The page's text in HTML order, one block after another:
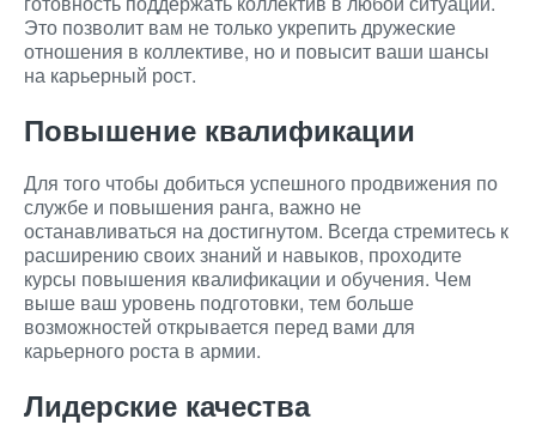
Это позволит вам не только укрепить дружеские
отношения в коллективе, но и повысит ваши шансы
на карьерный рост.
Повышение квалификации
Для того чтобы добиться успешного продвижения по
службе и повышения ранга, важно не
останавливаться на достигнутом. Всегда стремитесь к
расширению своих знаний и навыков, проходите
курсы повышения квалификации и обучения. Чем
выше ваш уровень подготовки, тем больше
возможностей открывается перед вами для
карьерного роста в армии.
Лидерские качества